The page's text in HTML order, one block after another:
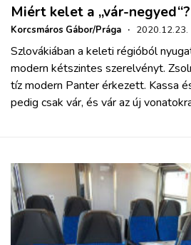
Miért kelet a „vár-negyed“?
Korcsmáros Gábor/Prága · 2020.12.23.
Szlovákiában a keleti régióból
modern kétszintes szerelvényt.
tíz modern Panter érkezett. Kassa
pedig csak vár, és vár az új